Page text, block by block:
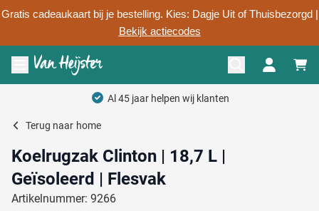
Gratis cadeaukaart bij je bestelling. Kies: Dagje Uit of Thuisbezorgd |
Bekijk actiecodes
Ga naar de inhoud
Menu openen
Terug naar home
Koelrugzak Clinton | 18,7 L |
Geïsoleerd | Flesvak
Artikelnummer: 9266